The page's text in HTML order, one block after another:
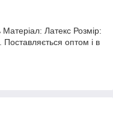
Латекс Розмір:
оптом і в